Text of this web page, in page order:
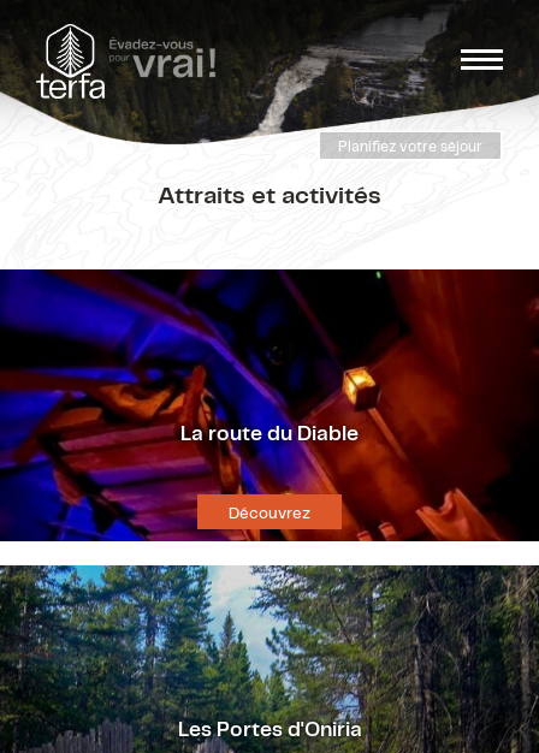
Planifiez votre séjour
Attraits et activités
La route du Diable
Découvrez
Les Portes d'Oniria